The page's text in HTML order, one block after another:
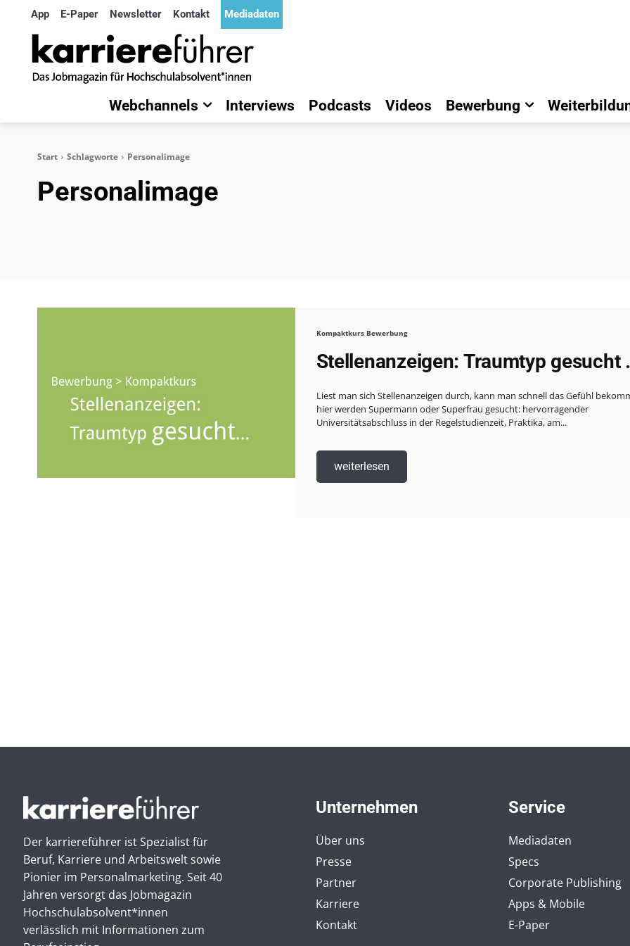
App E-Paper Newsletter Kontakt Mediadaten
Webchannels Interviews Podcasts Videos Bewerbung
Start Schlagworte Personalimage
Personalimage
Kompaktkurs Bewerbung
Stellenanzeigen: Traumtyp gesucht
Liest man sich Stellenanzeigen durch, kann man schnell das Gefühl
hier werden Supermann oder Superfrau gesucht: hervorragender
Universitätsabschluss in der Regelstudienzeit, Praktika, am...
weiterlesen
Der karriereführer ist Spezialist für
Beruf, Karriere und Arbeitswelt sowie
Pionier im Personal­marketing. Seit 40
Jahren versorgt das Jobmagazin
Hochschul­absolvent*innen
verlässlich mit Informationen zum
Unternehmen
Über uns
Presse
Partner
Karriere
Kontakt
Service
Mediadaten
Specs
Corporate Publishing
Apps & Mobile
E-Paper